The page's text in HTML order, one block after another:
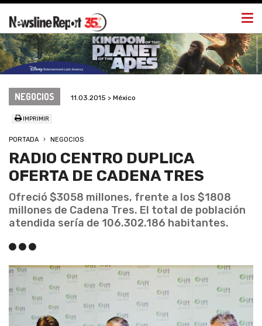
NEGOCIOS 11.03.2015 > México
IMPRIMIR
PORTADA NEGOCIOS
RADIO CENTRO DUPLICA
OFERTA DE CADENA TRES
Ofreció $3058 millones, frente a los $1808
millones de Cadena Tres. El total de población
atendida sería de 106.302.186 habitantes.